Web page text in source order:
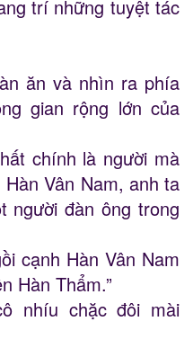
trí những tuyệt tác
ăn và nhìn ra phía
gian rộng lớn của
chính là người mà
Vân Nam, anh ta
người đàn ông trong
cạnh Hàn Vân Nam
Hàn Thẩm.”
nhíu chặc đôi mài